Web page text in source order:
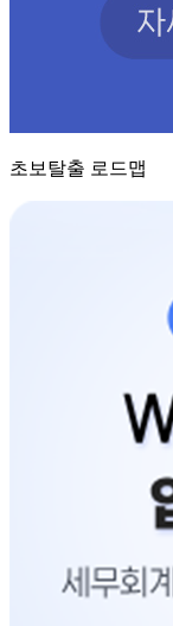
초보탈출 로드맵